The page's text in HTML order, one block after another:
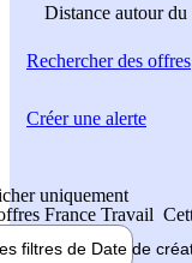
Distance autour
Rechercherdes offres
uniquement
France Travail
filtres de Date de
Créer une alerte